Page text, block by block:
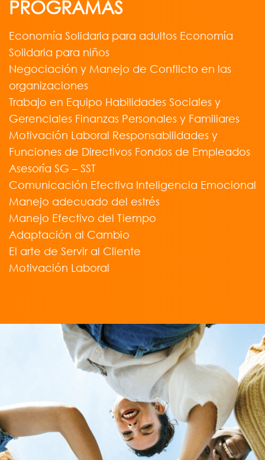
PROGRAMAS
Economía Solidaria para adultos Economía
Solidaria para niños
Negociación y Manejo de Conflicto en las
organizaciones
Trabajo en Equipo Habilidades Sociales y
Gerenciales Finanzas Personales y Familiares
Motivación Laboral Responsabilidades y
Funciones de Directivos Fondos de Empleados
Asesoría SG – SST
Comunicación Efectiva Inteligencia Emocional
Manejo adecuado del estrés
Manejo Efectivo del Tiempo
Adaptación al Cambio
El arte de Servir al Cliente
Motivación Laboral